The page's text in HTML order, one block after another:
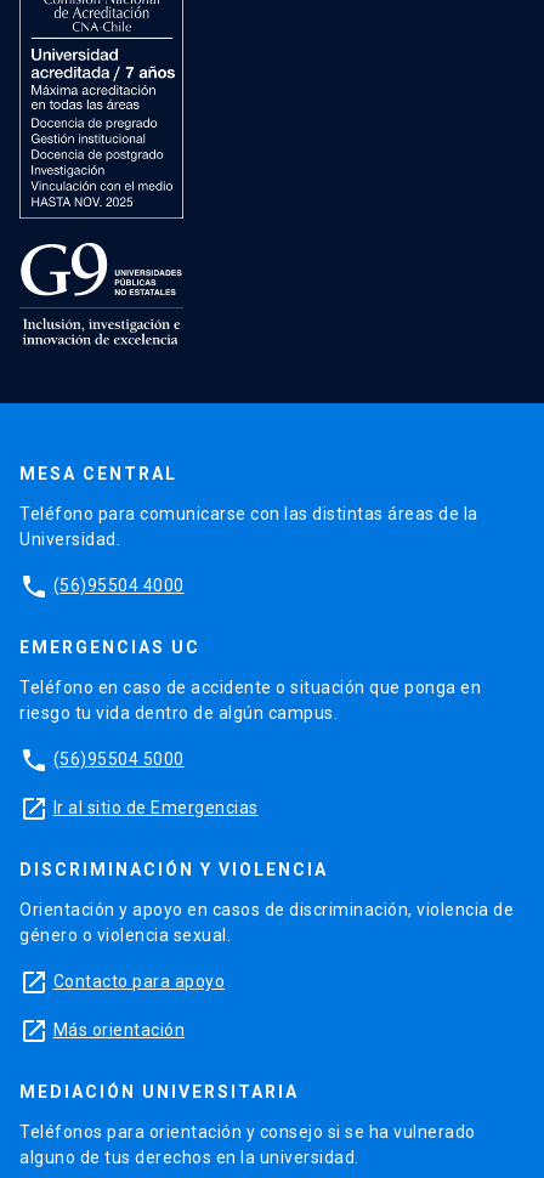
MESA CENTRAL
Teléfono para comunicarse con las distintas áreas de la
Universidad.
phone (56)95504 4000
EMERGENCIAS UC
Teléfono en caso de accidente o situación que ponga en
riesgo tu vida dentro de algún campus.
phone (56)95504 5000
launch Ir al sitio de Emergencias
DISCRIMINACIÓN Y VIOLENCIA
Orientación y apoyo en casos de discriminación, violencia de
género o violencia sexual.
launch Contacto para apoyo
launch Más orientación
MEDIACIÓN UNIVERSITARIA
Teléfonos para orientación y consejo si se ha vulnerado
alguno de tus derechos en la universidad.